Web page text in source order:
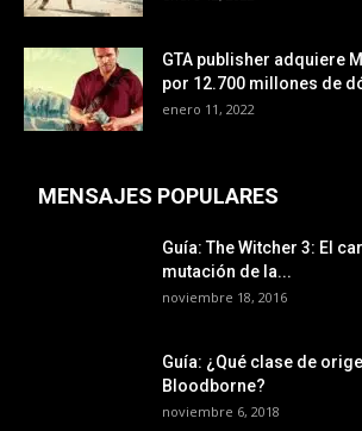
GTA publisher adquiere
por 12.700 millones de
enero 11, 2022
MENSAJES POPULARES
Guía: The Witcher 3: El
mutación de la...
noviembre 18, 2016
Guía: ¿Qué clase de
Bloodborne?
noviembre 6, 2018